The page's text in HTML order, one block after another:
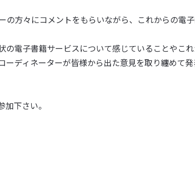
方々にコメントをもらいながら、これからの電
電子書籍サービスについて感じていることやこ
ディネーターが皆様から出た意見を取り纏めて
下さい。